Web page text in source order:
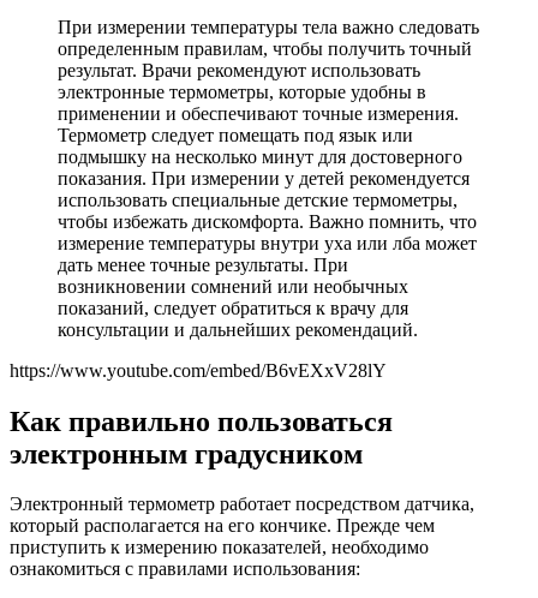
При измерении температуры тела важно следовать
определенным правилам, чтобы получить точный
результат. Врачи рекомендуют использовать
электронные термометры, которые удобны в
применении и обеспечивают точные измерения.
Термометр следует помещать под язык или
подмышку на несколько минут для достоверного
показания. При измерении у детей рекомендуется
использовать специальные детские термометры,
чтобы избежать дискомфорта. Важно помнить, что
измерение температуры внутри уха или лба может
дать менее точные результаты. При
возникновении сомнений или необычных
показаний, следует обратиться к врачу для
консультации и дальнейших рекомендаций.
https://www.youtube.com/embed/B6vEXxV28lY
Как правильно пользоваться
электронным градусником
Электронный термометр работает посредством датчика,
который располагается на его кончике. Прежде чем
приступить к измерению показателей, необходимо
ознакомиться с правилами использования: